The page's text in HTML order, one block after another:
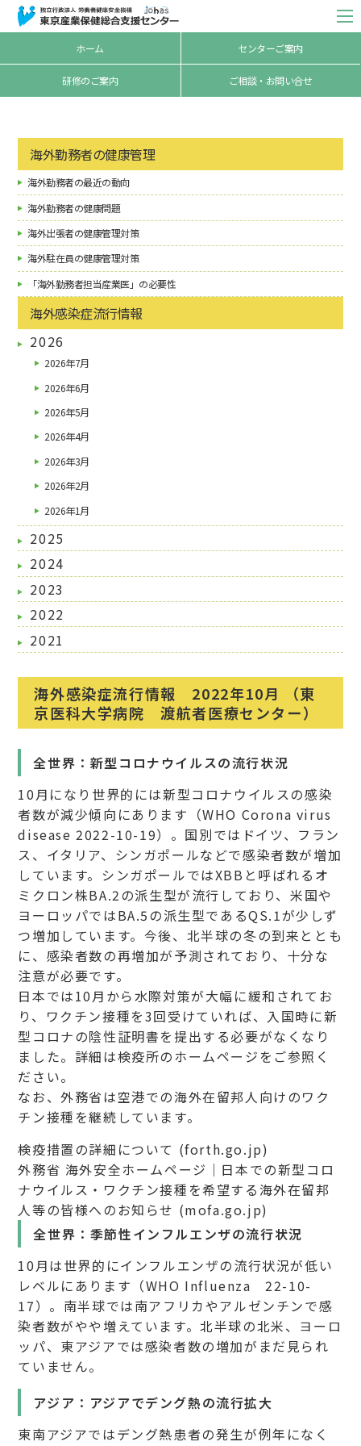
ホーム センターご案内
研修のご案内 ご相談・お問い合せ
海外勤務者の健康管理
海外勤務者の最近の動向
海外勤務者の健康問題
海外出張者の健康管理対策
海外駐在員の健康管理対策
「海外勤務者担当産業医」の必要性
海外感染症流行情報
2026
2026年7月
2026年6月
2026年5月
2026年4月
2026年3月
2026年2月
2026年1月
2025
2024
2023
2022
2021
海外感染症流行情報 2022年10月 （東
京医科大学病院 渡航者医療センター）
全世界：新型コロナウイルスの流行状況
10月になり世界的には新型コロナウイルスの感染
者数が減少傾向にあります（WHO Corona virus
disease 2022-10-19）。国別ではドイツ、フラン
ス、イタリア、シンガポールなどで感染者数が増加
しています。シンガポールではXBBと呼ばれるオ
ミクロン株BA.2の派生型が流行しており、米国や
ヨーロッパではBA.5の派生型であるQS.1が少しず
つ増加しています。今後、北半球の冬の到来ととも
に、感染者数の再増加が予測されており、十分な
注意が必要です。
日本では10月から水際対策が大幅に緩和されてお
り、ワクチン接種を3回受けていれば、入国時に新
型コロナの陰性証明書を提出する必要がなくなり
ました。詳細は検疫所のホームページをご参照く
ださい。
なお、外務省は空港での海外在留邦人向けのワク
チン接種を継続しています。
検疫措置の詳細について (forth.go.jp)
外務省 海外安全ホームページ｜日本での新型コロ
ナウイルス・ワクチン接種を希望する海外在留邦
人等の皆様へのお知らせ (mofa.go.jp)
全世界：季節性インフルエンザの流行状況
10月は世界的にインフルエンザの流行状況が低い
レベルにあります（WHO Influenza 22-10-
17）。南半球では南アフリカやアルゼンチンで感
染者数がやや増えています。北半球の北米、ヨーロ
ッパ、東アジアでは感染者数の増加がまだ見られ
ていません。
アジア：アジアでデング熱の流行拡大
東南アジアではデング熱患者の発生が例年になく